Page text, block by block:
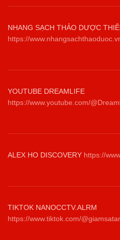
NHANG SẠCH THẢO DƯỢC
https://
YOUTUBE DREAMLIFE
https://www.youtube.com/
ALEX HO DISCOVERY https://
TIKTOK NANOCCTV.ALRM
https://www.tiktok.com/